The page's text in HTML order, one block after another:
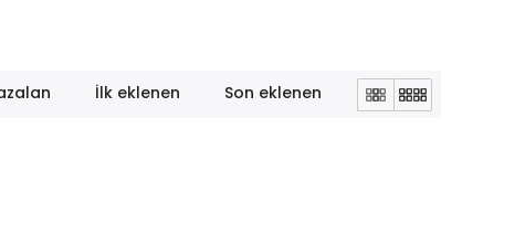
İlk eklenen Son eklenen